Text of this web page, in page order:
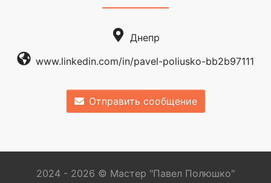
Днепр
www.linkedin.com/in/pavel-poliusko-bb2b97111
Отправить сообщение
2024 - 2026 © Мастер "Павел Полюшко"